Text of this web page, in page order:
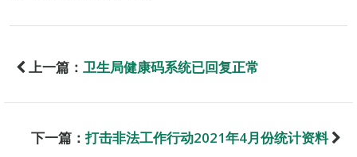
上一篇： 卫生局健康码系统已回复正常
下一篇： 打击非法工作行动2021年4月份统计资料